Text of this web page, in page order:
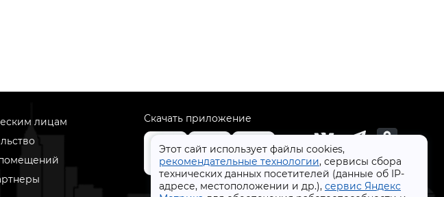
Этот сайт использует файлы cookies,
рекомендательные технологии, сервисы сбора
технических данных посетителей (данные об IP-
адресе, местоположении и др.), сервис Яндекс
лицам
Скачать приложение
+7 (4832) 31-77-77